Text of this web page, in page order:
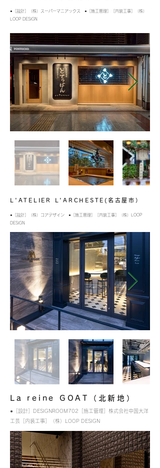
●［設計］（株）スーパーマニアックス ●［施工管理］［内装工事］（株）
LOOP DESIGN
L'ATELIER L'ARCHESTE(名古屋市）
●［設計］（株）コアデザイン ●［施工管理］［内装工事］（株）LOOP
DESIGN
La reine GOAT（北新地）
●［設計］DESIGNROOM702［施工管理］株式会社中国大洋
工芸［内装工事］（株）LOOP DESIGN